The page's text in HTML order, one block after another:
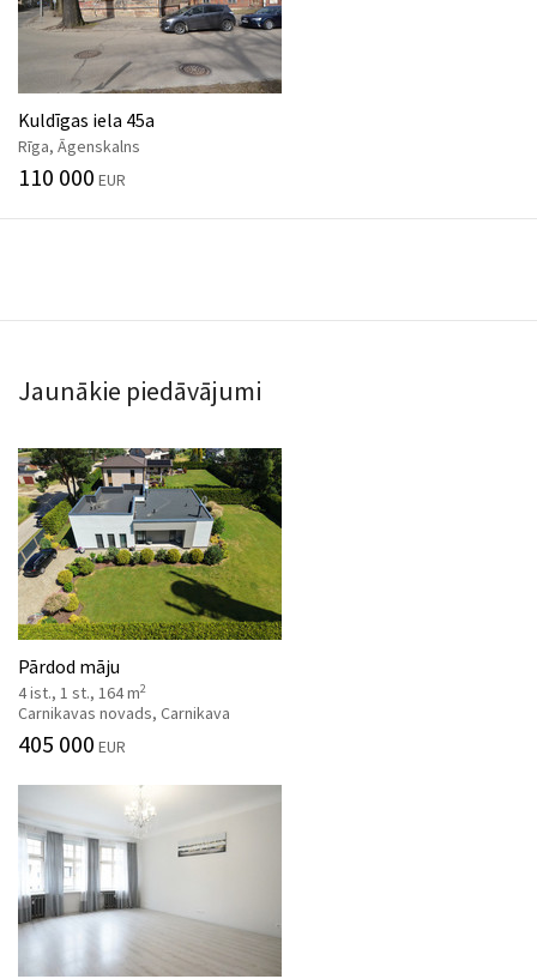
Kuldīgas iela 45a
Rīga, Āgenskalns
110 000 EUR
Jaunākie piedāvājumi
Pārdod māju
4 ist., 1 st., 164 m2
Carnikavas novads, Carnikava
405 000 EUR